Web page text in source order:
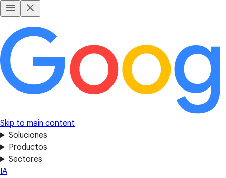
Skip to main content
Soluciones
Productos
Sectores
IA